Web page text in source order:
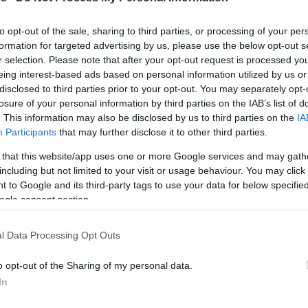
opt-out of the sale, sharing to third parties, or processing of your
for targeted advertising by us, please use the below opt-out
selection. Please note that after your opt-out request is processed
interest-based ads based on personal information utilized by us
to third parties prior to your opt-out. You may separately
of your personal information by third parties on the IAB’s list of
This information may also be disclosed by us to third parties on the
Participants that may further disclose it to other third parties.
that this website/app uses one or more Google services and may
but not limited to your visit or usage behaviour. You may
to Google and its third-party tags to use your data for below
consent section.
Data Processing Opt Outs
opt-out of the Sharing of my personal data.
που μπορούμε να
πούμε”
interviewτηςΕυρωλίγκας, μιλώντας
θρήνο στην Ελλάδα. “Συλλυπητήρια
τους αυτές τις μέρες. Σε αυτούς
στην Ρουμανία και στο εργοστάσιο